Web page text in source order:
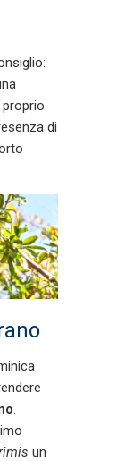
proprio
di
un